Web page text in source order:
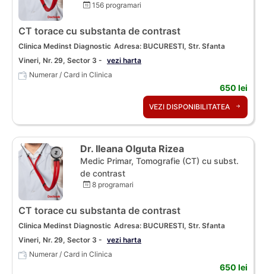
156 programari
CT torace cu substanta de contrast
Clinica Medinst Diagnostic Adresa: BUCURESTI, Str. Sfanta
Vineri, Nr. 29, Sector 3 - vezi harta
Numerar / Card in Clinica
650 lei
VEZI DISPONIBILITATEA
Dr. Ileana Olguta Rizea
Medic Primar, Tomografie (CT) cu subst.
de contrast
8 programari
CT torace cu substanta de contrast
Clinica Medinst Diagnostic Adresa: BUCURESTI, Str. Sfanta
Vineri, Nr. 29, Sector 3 - vezi harta
Numerar / Card in Clinica
650 lei